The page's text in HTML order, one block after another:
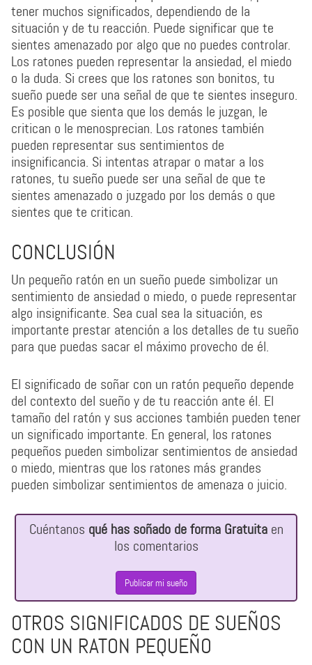
tener muchos significados, dependiendo de la
situación y de tu reacción. Puede significar que te
sientes amenazado por algo que no puedes controlar.
Los ratones pueden representar la ansiedad, el miedo
o la duda. Si crees que los ratones son bonitos, tu
sueño puede ser una señal de que te sientes inseguro.
Es posible que sienta que los demás le juzgan, le
critican o le menosprecian. Los ratones también
pueden representar sus sentimientos de
insignificancia. Si intentas atrapar o matar a los
ratones, tu sueño puede ser una señal de que te
sientes amenazado o juzgado por los demás o que
sientes que te critican.
CONCLUSIÓN
Un pequeño ratón en un sueño puede simbolizar un
sentimiento de ansiedad o miedo, o puede representar
algo insignificante. Sea cual sea la situación, es
importante prestar atención a los detalles de tu sueño
para que puedas sacar el máximo provecho de él.
El significado de soñar con un ratón pequeño depende
del contexto del sueño y de tu reacción ante él. El
tamaño del ratón y sus acciones también pueden tener
un significado importante. En general, los ratones
pequeños pueden simbolizar sentimientos de ansiedad
o miedo, mientras que los ratones más grandes
pueden simbolizar sentimientos de amenaza o juicio.
Cuéntanos qué has soñado de forma Gratuitaen
los comentarios
Publicar mi sueño
OTROS SIGNIFICADOS DE SUEÑOS
CON UN RATON PEQUEÑO